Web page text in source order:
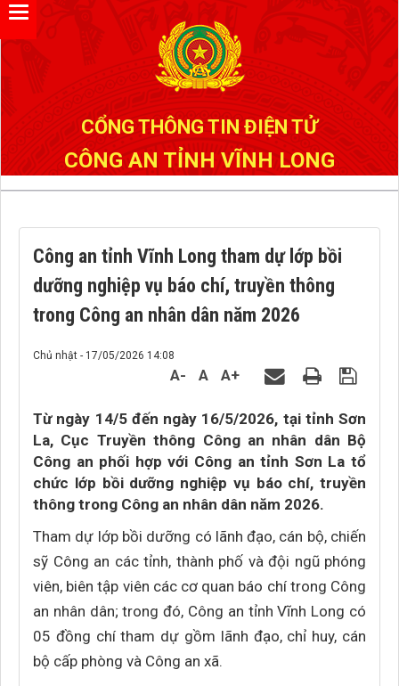
CỔNG THÔNG TIN ĐIỆN TỬ
CÔNG AN TỈNH VĨNH LONG
Công an tỉnh Vĩnh Long tham dự lớp bồi
dưỡng nghiệp vụ báo chí, truyền thông
trong Công an nhân dân năm 2026
Chủ nhật - 17/05/2026 14:08
A- A A+
Từ ngày 14/5 đến ngày 16/5/2026, tại tỉnh Sơn
La, Cục Truyền thông Công an nhân dân Bộ
Công an phối hợp với Công an tỉnh Sơn La tổ
chức lớp bồi dưỡng nghiệp vụ báo chí, truyền
thông trong Công an nhân dân năm 2026.
Tham dự lớp bồi dưỡng có lãnh đạo, cán bộ, chiến
sỹ Công an các tỉnh, thành phố và đội ngũ phóng
viên, biên tập viên các cơ quan báo chí trong Công
an nhân dân; trong đó, Công an tỉnh Vĩnh Long có
05 đồng chí tham dự gồm lãnh đạo, chỉ huy, cán
bộ cấp phòng và Công an xã.